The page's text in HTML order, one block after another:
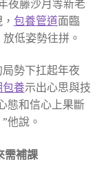
夜藤沙月等新老
包養管道面臨
低姿勢往拼。
勢下扛起年夜
養示出心思與技
態和信心上果斷
他說。
需補課